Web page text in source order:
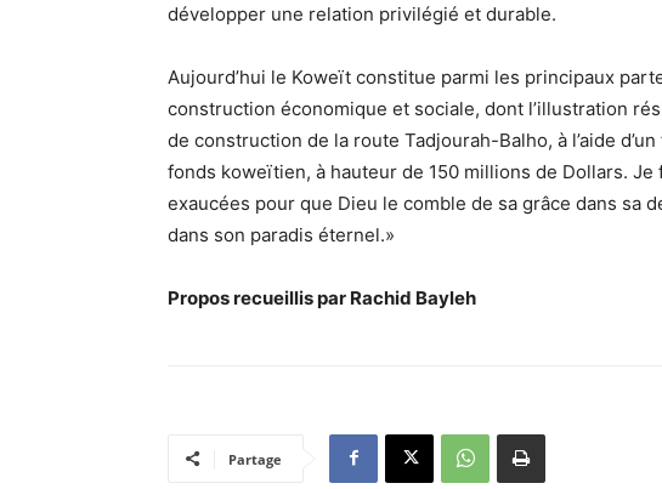
développer une relation privilégié et durable.
Aujourd’hui le Koweït constitue parmi les principaux
construction économique et sociale, dont l’illustration
de construction de la route Tadjourah-Balho, à l’aide
fonds koweïtien, à hauteur de 150 millions de Dollars.
exaucées pour que Dieu le comble de sa grâce dans sa
dans son paradis éternel.»
Propos recueillis par Rachid Bayleh
Partage